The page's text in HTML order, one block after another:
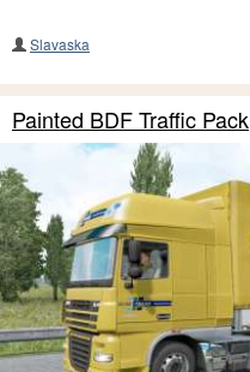
Slavaska
Painted BDF Traffic Pack